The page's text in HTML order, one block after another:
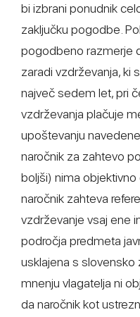
bi izbrani ponudnik
zaključku pogodbe.
pogodbeno razmerje
zaradi vzdrževanja, ki
največ sedem let, pri
vzdrževanja plačuje
upoštevanju
naročnik za zahtevo
boljši) nima objektivno
naročnik zahteva
vzdrževanje vsaj ene
področja predmeta
usklajena s slovensko
mnenju vlagatelja ni
da naročnik kot